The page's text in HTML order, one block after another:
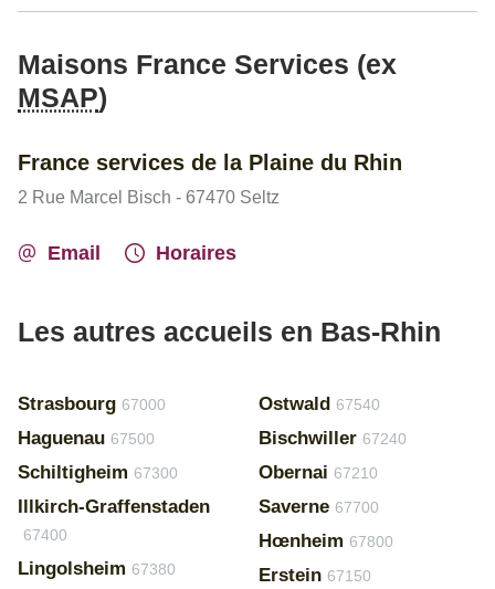
Maisons France Services (ex
MSAP)
France services de la Plaine du Rhin
2 Rue Marcel Bisch - 67470 Seltz
Email Horaires
Les autres accueils en Bas-Rhin
Strasbourg 67000
Haguenau 67500
Schiltigheim 67300
Illkirch-Graffenstaden
67400
Lingolsheim 67380
Ostwald 67540
Bischwiller 67240
Obernai 67210
Saverne 67700
Hœnheim 67800
Erstein 67150